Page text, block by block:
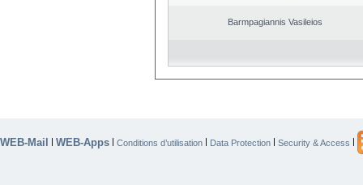
Barmpagiannis Vasileios
WEB-Mail | WEB-Apps | Conditions d’utilisation | Data Protection | Security & Access |